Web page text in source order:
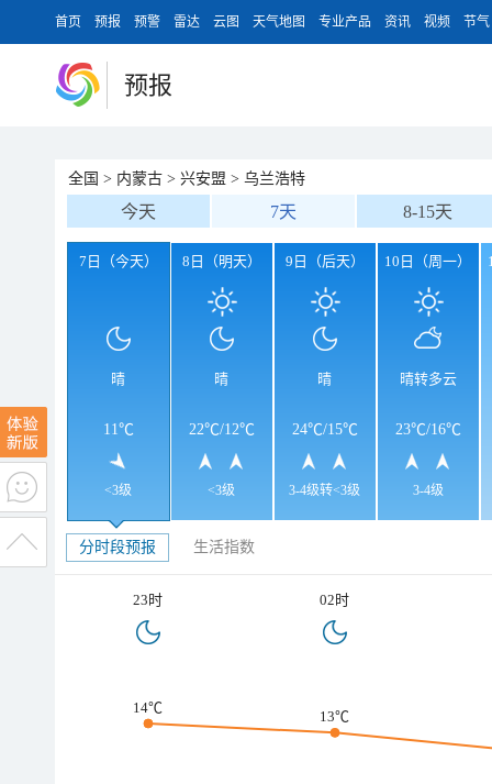
首页 预报 预警 雷达 云图 天气地图 专业产品 资讯 视频 节气
预报
全国 > 内蒙古 > 兴安盟 > 乌兰浩特
今天 7天 8-15天
7日（今天）
晴
11℃
<3级
8日（明天）
晴
22℃/12℃
<3级
9日（后天）
晴
24℃/15℃
3-4级转<3级
10日（周一）
晴转多云
23℃/16℃
3-4级
分时段预报 生活指数
23时 02时
14℃
13℃